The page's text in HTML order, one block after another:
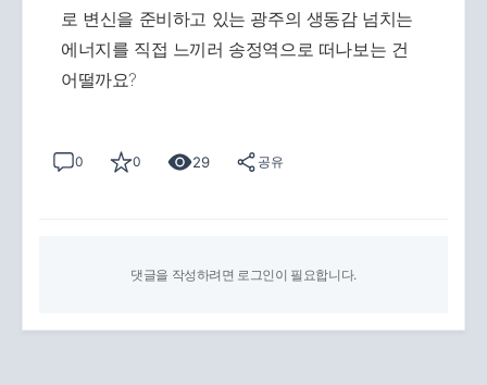
로 변신을 준비하고 있는 광주의 생동감 넘치는
에너지를 직접 느끼러 송정역으로 떠나보는 건
어떨까요?
0 0 29 공유
댓글을 작성하려면 로그인이 필요합니다.